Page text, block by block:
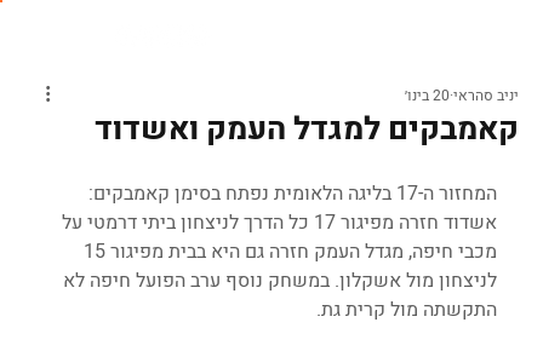
קאמבקים למגדל העמק ואשדוד
יניב סהראי 20 בינו׳
המחזור ה-17 בליגה הלאומית נפתח בסימן קאמבקים:
אשדוד חזרה מפיגור 17 כל הדרך לניצחון ביתי דרמטי על
לניצחון מול אשקלון. במשחק נוסף ערב הפועל חיפה לא
התקשתה מול קרית גת.